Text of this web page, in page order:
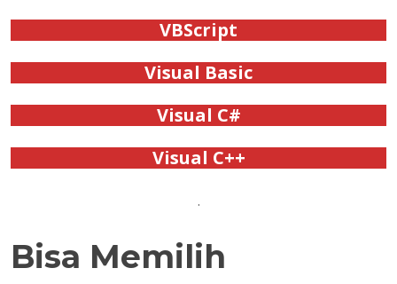
VBScript
Visual Basic
Visual C#
Visual C++
.
Bisa Memilih